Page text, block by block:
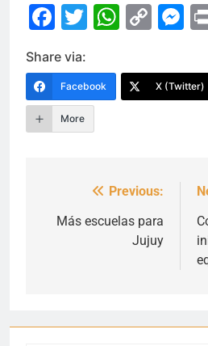
Facebook
Twitter
Share via:
Facebook X (Twitter)
More
Navegación
de
Previous:
Más escuelas para
Jujuy